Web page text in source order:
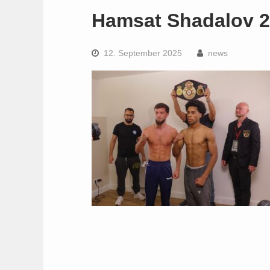
Hamsat Shadalov
12. September 2025 news